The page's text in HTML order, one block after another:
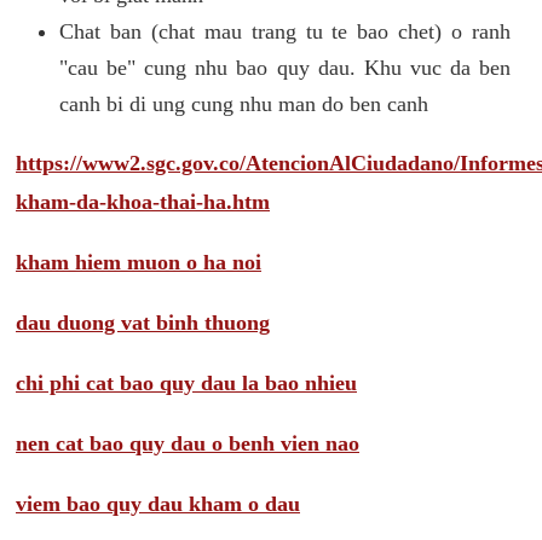
Chat ban (chat mau trang tu te bao chet) o ranh
"cau be" cung nhu bao quy dau. Khu vuc da ben
canh bi di ung cung nhu man do ben canh
https://www2.sgc.gov.co/AtencionAlCiudadano/
kham-da-khoa-thai-ha.htm
kham hiem muon o ha noi
dau duong vat binh thuong
chi phi cat bao quy dau la bao nhieu
nen cat bao quy dau o benh vien nao
viem bao quy dau kham o dau